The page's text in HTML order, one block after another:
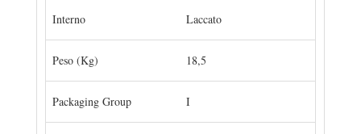
Interno Laccato
Peso (Kg) 18,5
Packaging Group I